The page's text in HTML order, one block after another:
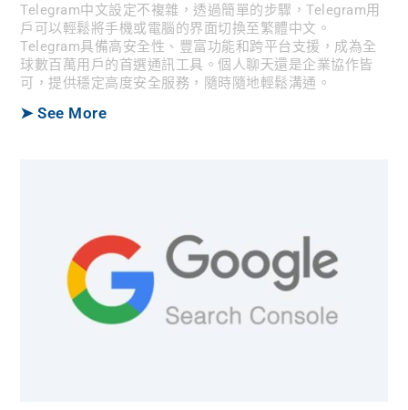
Telegram中文設定不複雜，透過簡單的步驟，Telegram用
戶可以輕鬆將手機或電腦的界面切換至繁體中文。
Telegram具備高安全性、豐富功能和跨平台支援，成為全
球數百萬用戶的首選通訊工具。個人聊天還是企業協作皆
可，提供穩定高度安全服務，隨時隨地輕鬆溝通。
➤ See More